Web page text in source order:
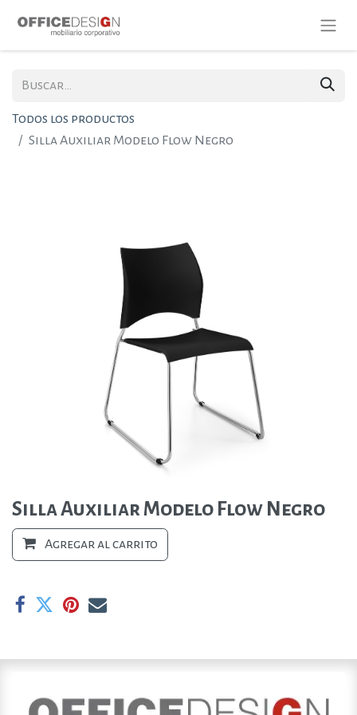
Todos los productos
Silla Auxiliar Modelo Flow Negro
Silla Auxiliar Modelo Flow Negro
Agregar al carrito